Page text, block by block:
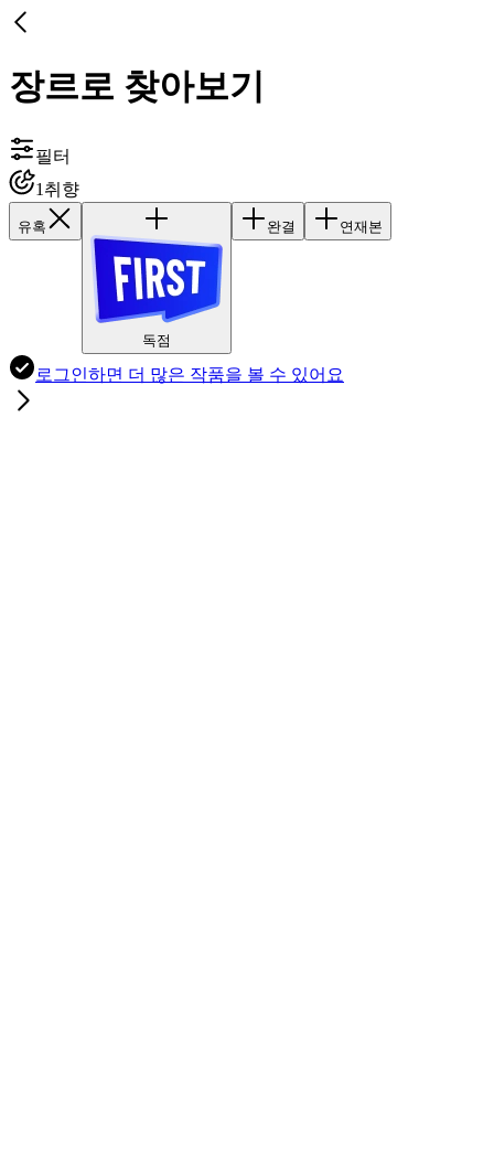
장르로 찾아보기
필터
1 취향
유혹
독점
완결 연재본
로그인하면 더 많은 작품을 볼 수 있어요